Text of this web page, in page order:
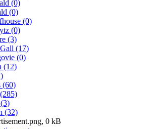
(0)
(0)
(0)
(0)
(3)
(17)
(0)
(12)
(60)
(32)